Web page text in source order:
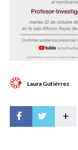
Laura Gutiérrez
+